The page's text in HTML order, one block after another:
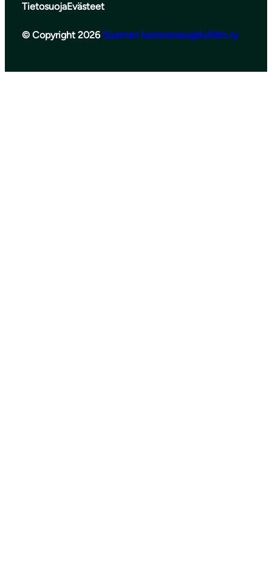
TietosuojaEvästeet
© Copyright 2026 Suomen luonnonsuojeluliitto ry